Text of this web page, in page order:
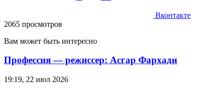
Вконтакте
2065 просмотров
Вам может быть интересно
Профессия — режиссер: Асгар Фархади
19:19, 22 июл 2026